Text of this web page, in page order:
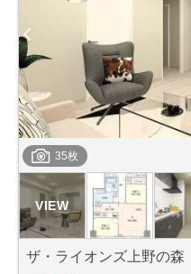
35枚
ザ・ライオンズ上野の森